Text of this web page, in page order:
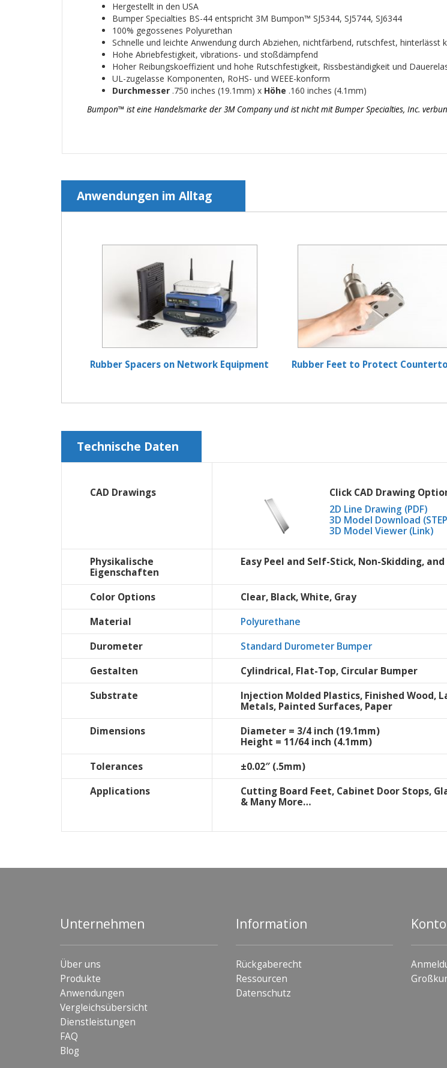
Hergestellt in den USA
Bumper Specialties BS-44 entspricht 3M Bumpon™ SJ5344, SJ5744, SJ6344
100% gegossenes Polyurethan
Schnelle und leichte Anwendung durch Abziehen, nichtfärbend, rutschfest, hinterlässt
Hohe Abriebfestigkeit, vibrations- und stoßdämpfend
Hoher Reibungskoeffizient und hohe Rutschfestigkeit, Rissbeständigkeit und
UL-zugelasse Komponenten, RoHS- und WEEE-konform
Durchmesser .750 inches (19.1mm) x Höhe .160 inches (4.1mm)
Bumpon™ ist eine Handelsmarke der 3M Company und ist nicht mit Bumper Specialties, Inc.
Anwendungen im Alltag
Rubber Spacers on Network Equipment Rubber Feet to Protect
Technische Daten
CAD Drawings
Click CAD Drawing
2D Line Drawing (PDF)
3D Model Download
3D Model Viewer (Link)
Physikalische
Eigenschaften
Easy Peel and Self-Stick, Non-Skidding,
Color Options
Clear, Black, White, Gray
Material
Polyurethane
Durometer
Standard Durometer Bumper
Gestalten
Cylindrical, Flat-Top, Circular Bumper
Substrate
Injection Molded Plastics, Finished Wood,
Metals, Painted Surfaces, Paper
Dimensions
Diameter = 3/4 inch (19.1mm)
Height = 11/64 inch (4.1mm)
Tolerances
±0.02″ (.5mm)
Applications
Cutting Board Feet, Cabinet Door Stops,
& Many More…
Unternehmen
Über uns
Produkte
Anwendungen
Vergleichsübersicht
Dienstleistungen
FAQ
Blog
Information
Rückgaberecht
Ressourcen
Datenschutz
Konto